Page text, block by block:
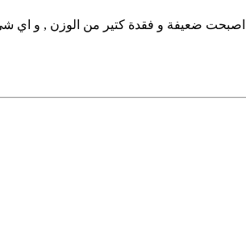
ربنا هي احسن من قبل لكن اصبحت ضعيفة و فقدة كتير من